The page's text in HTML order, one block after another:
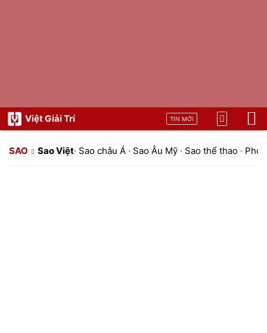
Việt Giải Trí TIN MỚI
SAO Sao Việt· Sao châu Á · Sao Âu Mỹ · Sao thể thao ·